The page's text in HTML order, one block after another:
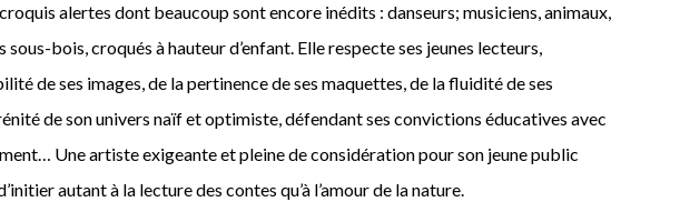
alertes dont beaucoup sont encore inédits : danseurs; musiciens, animaux,
sous-bois, croqués à hauteur d’enfant. Elle respecte ses jeunes lecteurs,
de ses images, de la pertinence de ses maquettes, de la fluidité de ses
de son univers naïf et optimiste, défendant ses convictions éducatives avec
Une artisteexigeante etpleine de considération pourson jeune public
d’initier autant à la lecture des contes qu’à l’amour de la nature.